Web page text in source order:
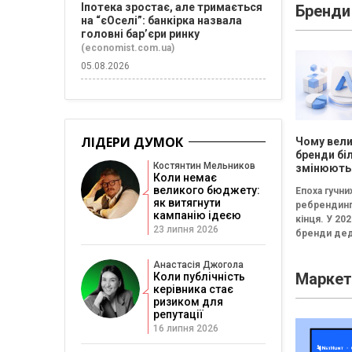
Провальна
«рефлексія
Бренди
Чому
бренди
змінюють
логотипи
три роки
Епоха
кінця. У
бренди
впізнавані
елементи,...
Іпотека зростає, але тримається
на “єОселі”: банкірка назвала
головні бар’єри ринку
(economist.com.ua)
05.08.2026
ЛІДЕРИ ДУМОК
Костянтин Мельников
Коли немає
великого бюджету:
як витягнути
кампанію ідеєю
23 липня 2026
Анастасія Джогола
Коли публічність
керівника стає
ризиком для
репутації
16 липня 2026